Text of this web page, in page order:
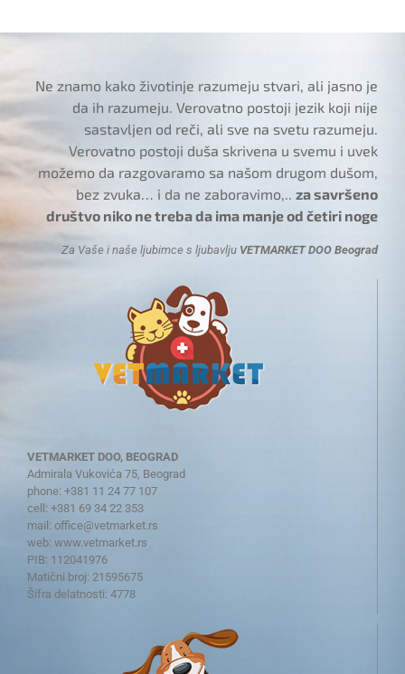
Ne znamo kako životinje razumeju stvari, ali jasno je
da ih razumeju. Verovatno postoji jezik koji nije
sastavljen od reči, ali sve na svetu razumeju.
Verovatno postoji duša skrivena u svemu i uvek
možemo da razgovaramo sa našom drugom dušom,
bez zvuka… i da ne zaboravimo,..za savršeno
društvo niko ne treba da ima manje od četiri noge
Za Vaše i naše ljubimce s ljubavlju VETMARKET DOO Beograd
VETMARKET DOO, BEOGRAD
Admirala Vukovića 75, Beograd
phone: +381 11 24 77 107
cell: +381 69 34 22 353
mail: office@vetmarket.rs
web: www.vetmarket.rs
PIB: 112041976
Matični broj: 21595675
Šifra delatnosti: 4778